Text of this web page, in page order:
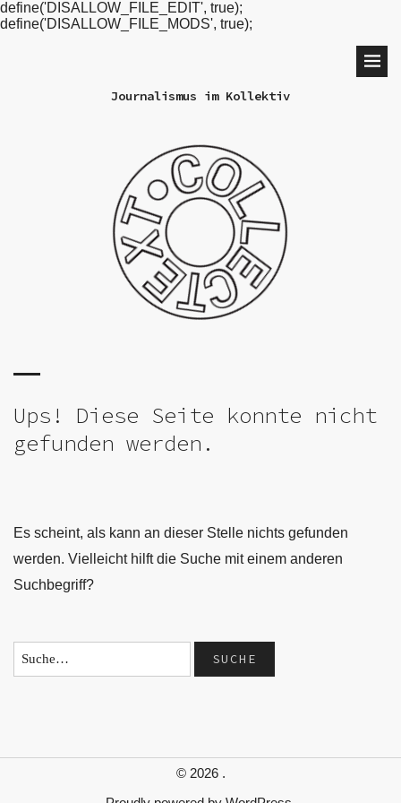
define('DISALLOW_FILE_EDIT', true);
define('DISALLOW_FILE_MODS', true);
Journalismus im Kollektiv
Ups! Diese Seite konnte nicht
gefunden werden.
Es scheint, als kann an dieser Stelle nichts gefunden
werden. Vielleicht hilft die Suche mit einem anderen
Suchbegriff?
© 2026 .